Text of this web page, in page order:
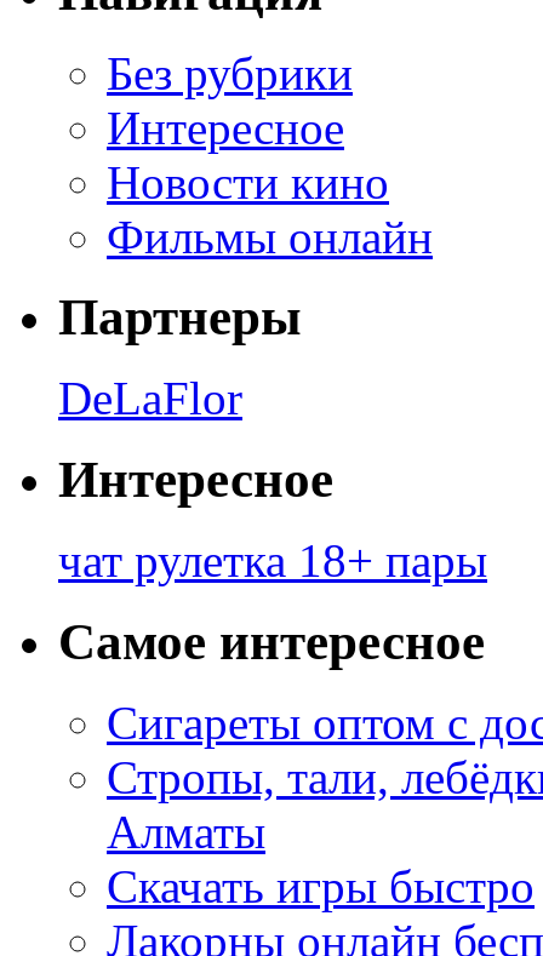
Без рубрики
Интересное
Новости кино
Фильмы онлайн
Партнеры
DeLaFlor
Интересное
чат рулетка 18+ пары
Самое интересное
Сигареты оптом с
Стропы, тали,
Алматы
Скачать игры быстро
Лакорны онлайн